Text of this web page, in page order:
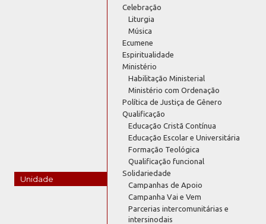
Unidade
Celebração
Liturgia
Música
Ecumene
Espiritualidade
Ministério
Habilitação Ministerial
Ministério com Ordenação
Política de Justiça de Gênero
Qualificação
Educação Cristã Contínua
Educação Escolar e Universitária
Formação Teológica
Qualificação funcional
Solidariedade
Campanhas de Apoio
Campanha Vai e Vem
Parcerias intercomunitárias e
intersinodais